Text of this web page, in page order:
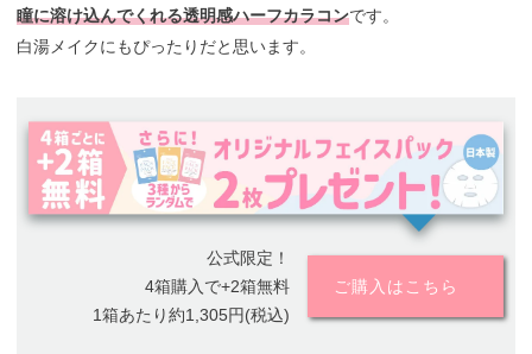
瞳に溶け込んでくれる透明感ハーフカラコンです。
白湯メイクにもぴったりだと思います。
公式限定！
4箱購入で+2箱無料
1箱あたり約1,305円(税込)
ご購入はこちら